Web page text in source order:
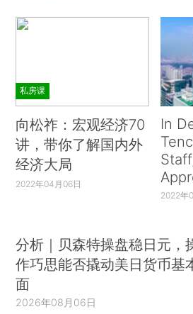
私房课
向松祚：宏观经济70
讲，带你了解国内外
经济大局
2022年04月06日
In
2022年
分析｜贝森特操盘稳日元，
作巧思能否撬动美日货币基
面
2026年08月06日